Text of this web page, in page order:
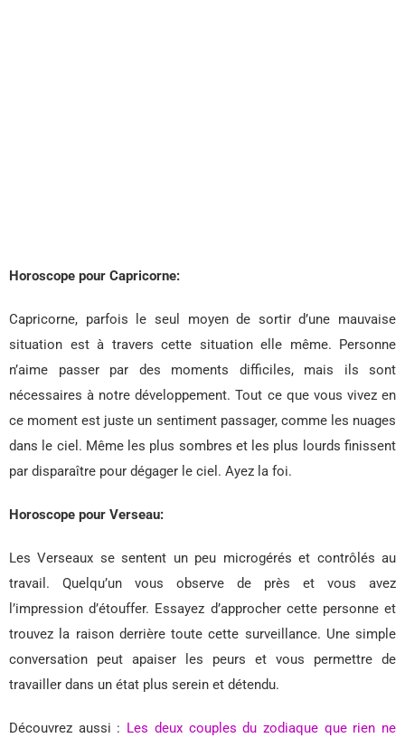
Horoscope pour Capricorne:
Capricorne, parfois le seul moyen de sortir d’une mauvaise
situation est à travers cette situation elle même. Personne
n’aime passer par des moments difficiles, mais ils sont
nécessaires à notre développement. Tout ce que vous vivez en
ce moment est juste un sentiment passager, comme les nuages
​​dans le ciel. Même les plus sombres et les plus lourds finissent
par disparaître pour dégager le ciel. Ayez la foi.
Horoscope pour Verseau:
Les Verseaux se sentent un peu microgérés et contrôlés au
travail. Quelqu’un vous observe de près et vous avez
l’impression d’étouffer. Essayez d’approcher cette personne et
trouvez la raison derrière toute cette surveillance. Une simple
conversation peut apaiser les peurs et vous permettre de
travailler dans un état plus serein et détendu.
Découvrez aussi : Les deux couples du zodiaque que rien ne